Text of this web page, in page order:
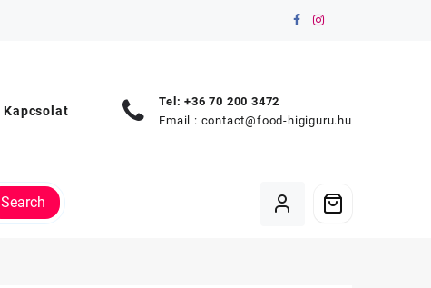
Kapcsolat
Tel: +36 70 200 3472
Email : contact@food-higiguru.hu
Search